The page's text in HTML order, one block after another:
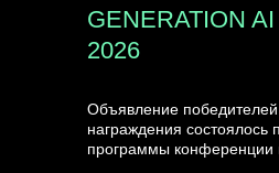
Объявление
награждения состоялось
программы конференции
GENERATION
2026